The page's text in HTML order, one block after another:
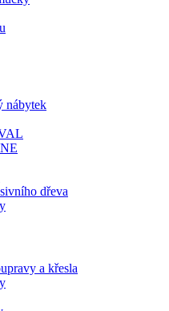
nábytek
dřeva
a křesla